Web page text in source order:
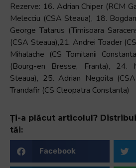
Rezerve: 16. Adrian Chiper (RCM
Melecciu (CSA Steaua), 18.
George Tatarus (Timisoara
(CSA Steaua),21. Andrei Toader
Mihalache (CS Tomitanii
(Bourg-en Bresse, Franta), 24.
Steaua), 25. Adrian Negoita
Trandafir (CS Cleopatra Constanta)
Ți-a plăcut articolul?
tăi:
Facebook